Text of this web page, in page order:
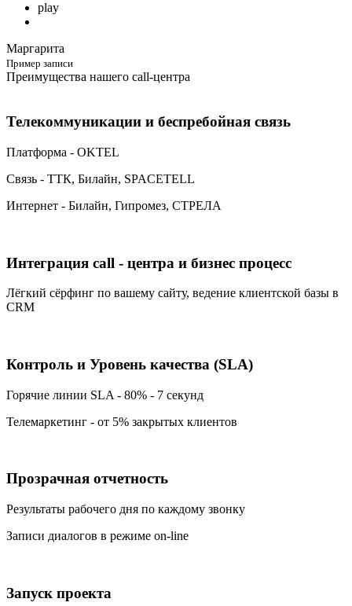
play
Маргарита
Пример записи
Преимущества нашего call-центра
Телекоммуникации и беспребойная связь
Платформа - OKTEL
Связь - ТТК, Билайн, SPACETELL
Интернет - Билайн, Гипромез, СТРЕЛА
Интеграция call - центра и бизнес процесс
Лёгкий сёрфинг по вашему сайту, ведение клиентской базы в
CRM
Контроль и Уровень качества (SLA)
Горячие линии SLA - 80% - 7 секунд
Телемаркетинг - от 5% закрытых клиентов
Прозрачная отчетность
Результаты рабочего дня по каждому звонку
Записи диалогов в режиме on-line
Запуск проекта